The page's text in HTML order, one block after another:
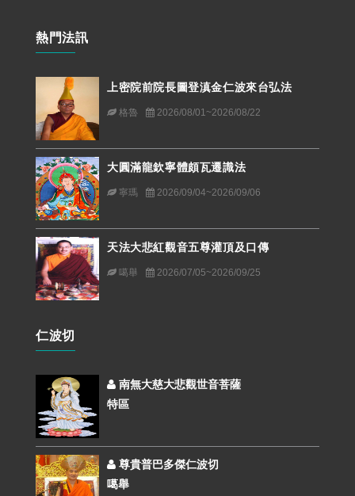
熱門法訊
上密院前院長圖登滇金仁波來台弘法
格魯 2026/08/01~2026/08/22
大圓滿龍欽寧體頗瓦遷識法
寧瑪 2026/09/04~2026/09/06
天法大悲紅觀音五尊灌頂及口傳
噶舉 2026/07/05~2026/09/25
仁波切
南無大慈大悲觀世音菩薩
特區
尊貴普巴多傑仁波切
噶舉